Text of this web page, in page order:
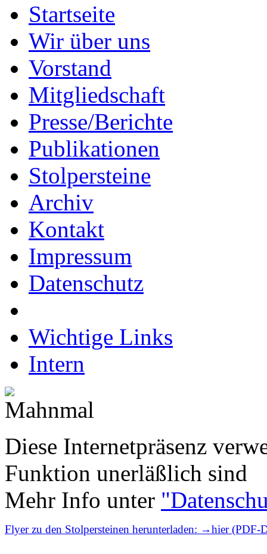
Startseite
Wir über uns
Vorstand
Mitgliedschaft
Presse/Berichte
Publikationen
Stolpersteine
Archiv
Kontakt
Impressum
Datenschutz
Wichtige Links
Intern
Diese Internetpräsenz
Funktion unerläßlich sind
Mehr Info unter
Flyer zu den Stolpersteinen herunterladen: →hier (PDF-